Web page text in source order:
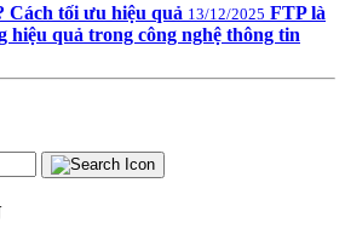
Cách tối ưu hiệu quả 13/12/2025 FTP là
hiệu quả trong công nghệ thông tin